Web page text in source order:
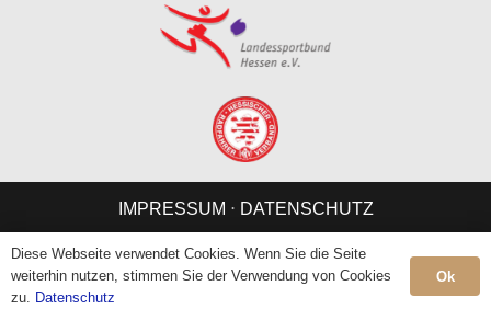
IMPRESSUM ⋅ DATENSCHUTZ
Diese Webseite verwendet Cookies. Wenn Sie die Seite
weiterhin nutzen, stimmen Sie der Verwendung von Cookies
zu. Datenschutz
Ok